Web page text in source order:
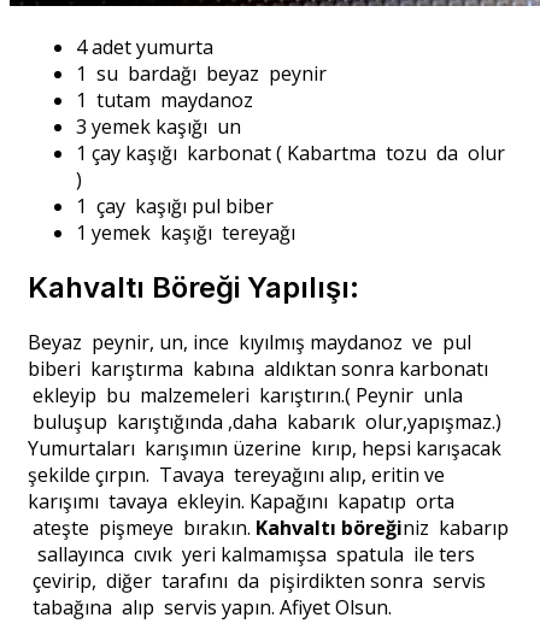
4 adet yumurta
1 su bardağı beyaz peynir
1 tutam maydanoz
3 yemek kaşığı un
1 çay kaşığı karbonat ( Kabartma tozu da olur
)
1 çay kaşığı pul biber
1 yemek kaşığı tereyağı
Kahvaltı Böreği Yapılışı:
Beyaz peynir, un, ince kıyılmış maydanoz ve pul
biberi karıştırma kabına aldıktan sonra karbonatı
ekleyip bu malzemeleri karıştırın.( Peynir unla
buluşup karıştığında ,daha kabarık olur,yapışmaz.)
Yumurtaları karışımın üzerine kırıp, hepsi karışacak
şekilde çırpın. Tavaya tereyağını alıp, eritin ve
karışımı tavaya ekleyin. Kapağını kapatıp orta
ateşte pişmeye bırakın. Kahvaltı böreğiniz kabarıp
sallayınca cıvık yeri kalmamışsa spatula ile ters
çevirip, diğer tarafını da pişirdikten sonra servis
tabağına alıp servis yapın. Afiyet Olsun.